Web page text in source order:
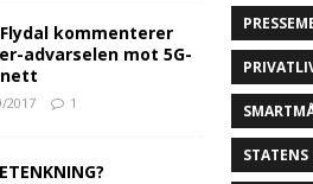
kommenterer
advarselen mot 5G-
2017 1
STATENS